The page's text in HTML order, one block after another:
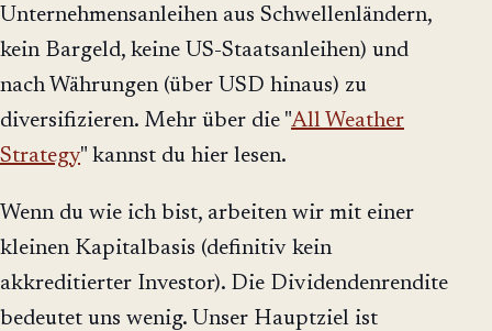
Unternehmensanleihen aus Schwellenländern,
kein Bargeld, keine US-Staatsanleihen) und
nach Währungen (über USD hinaus) zu
diversifizieren. Mehr über die "All Weather
Strategy" kannst du hier lesen.
Wenn du wie ich bist, arbeiten wir mit einer
kleinen Kapitalbasis (definitiv kein
akkreditierter Investor). Die Dividendenrendite
bedeutet uns wenig. Unser Hauptziel ist